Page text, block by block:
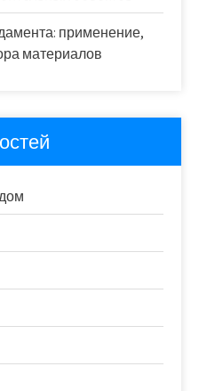
применение,
материалов